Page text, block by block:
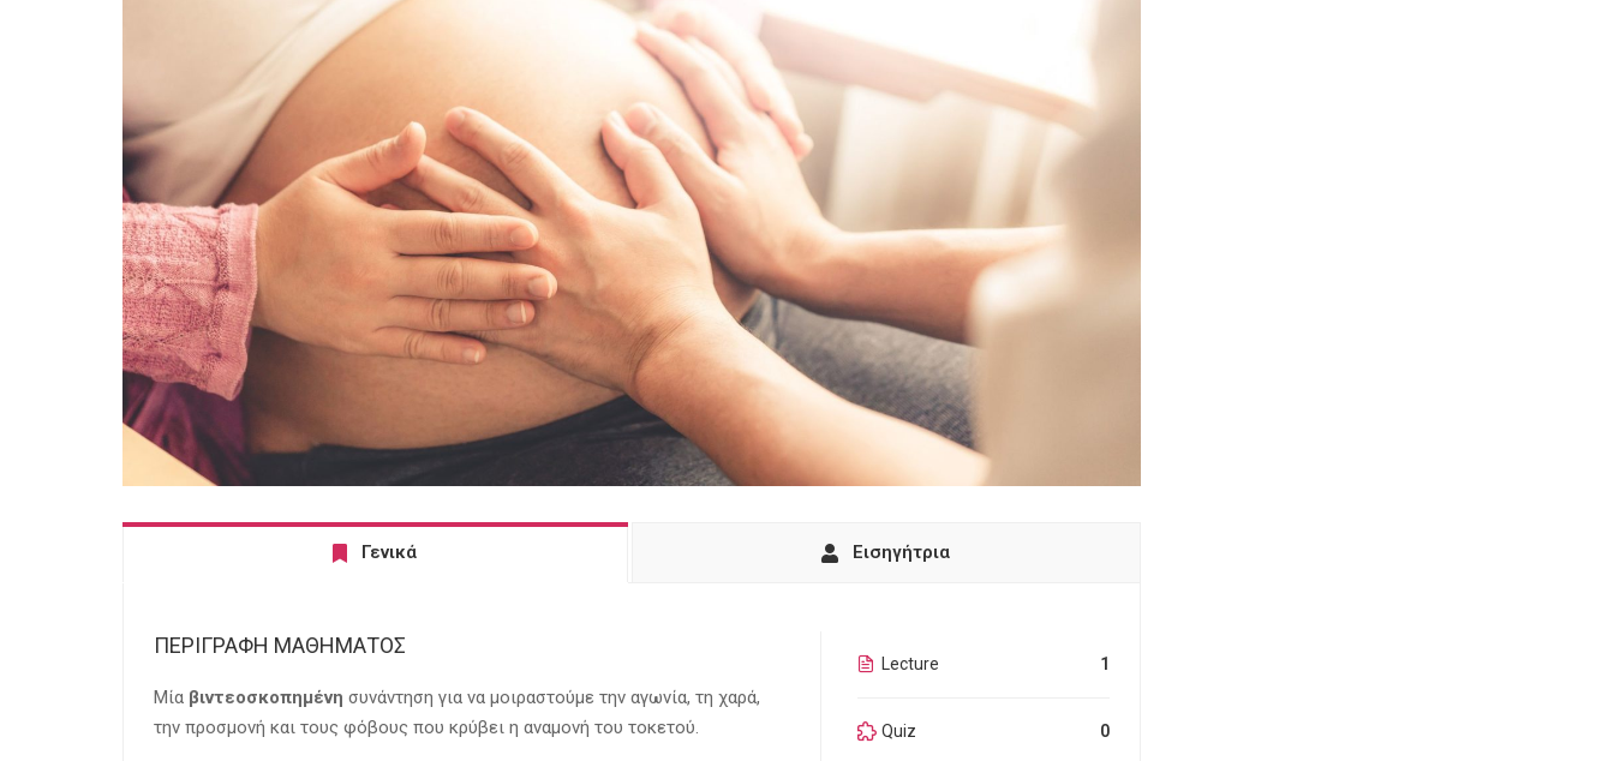
Γενικά Εισηγήτρια
ΠΕΡΙΓΡΑΦΗ ΜΑΘΗΜΑΤΟΣ
Μία βιντεοσκοπημένη συνάντηση για να μοιραστούμε την αγωνία, τη χαρά,
την προσμονή και τους φόβους που κρύβει η αναμονή του τοκετού.
Lecture 1
Quiz 0